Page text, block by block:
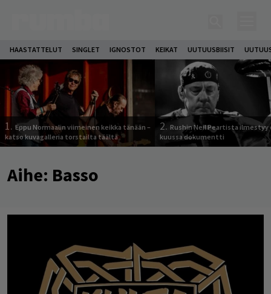
HAASTATTELUT SINGLET IGNOSTOT KEIKAT UUTUUSBIISIT
1. Eppu Normaalin viimeinen keikka tänään –
katso kuvagalleria torstailta täältä
2. Rushin Neil Peartista ilmestyy
kuussa dokumentti
Aihe: Basso